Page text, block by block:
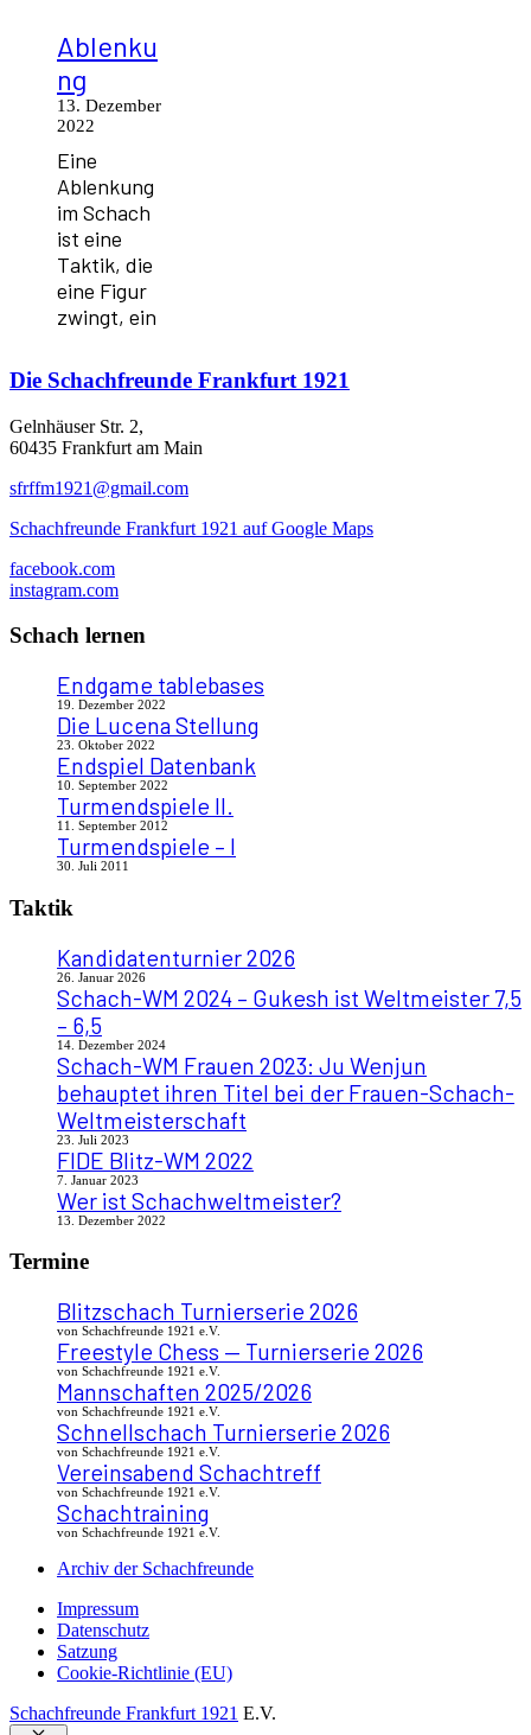
Ablenku
ng
13. Dezember
2022
Eine
Ablenkung
im Schach
ist eine
Taktik, die
eine Figur
zwingt, ein
Die Schachfreunde Frankfurt 1921
Gelnhäuser Str. 2,
60435 Frankfurt am Main
sfrffm1921@gmail.com
Schachfreunde Frankfurt 1921 auf Google Maps
facebook.com
instagram.com
Schach lernen
Endgame tablebases
19. Dezember 2022
Die Lucena Stellung
23. Oktober 2022
Endspiel Datenbank
10. September 2022
Turmendspiele II.
11. September 2012
Turmendspiele – I
30. Juli 2011
Taktik
Kandidatenturnier 2026
26. Januar 2026
Schach-WM 2024 – Gukesh ist Weltmeister 7,5
– 6,5
14. Dezember 2024
Schach-WM Frauen 2023: Ju Wenjun
behauptet ihren Titel bei der Frauen-Schach-
Weltmeisterschaft
23. Juli 2023
FIDE Blitz-WM 2022
7. Januar 2023
Wer ist Schachweltmeister?
13. Dezember 2022
Termine
Blitzschach Turnierserie 2026
von Schachfreunde 1921 e.V.
Freestyle Chess — Turnierserie 2026
von Schachfreunde 1921 e.V.
Mannschaften 2025/2026
von Schachfreunde 1921 e.V.
Schnellschach Turnierserie 2026
von Schachfreunde 1921 e.V.
Vereinsabend Schachtreff
von Schachfreunde 1921 e.V.
Schachtraining
von Schachfreunde 1921 e.V.
Archiv der Schachfreunde
Impressum
Datenschutz
Satzung
Cookie-Richtlinie (EU)
Schachfreunde Frankfurt 1921 E.V.